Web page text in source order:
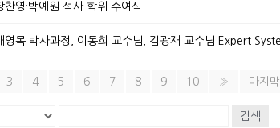
영·박예원 석사 학위 수여식
3 4 5 6 7 8 9 10 » 마지막
검색